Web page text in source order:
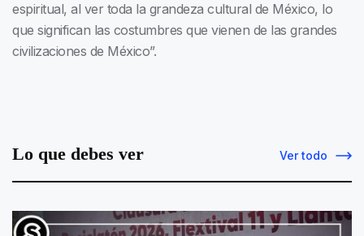
espiritual, al ver toda la grandeza cultural de México, lo
que significan las costumbres que vienen de las grandes
civilizaciones de México”.
Lo que debes ver Ver todo